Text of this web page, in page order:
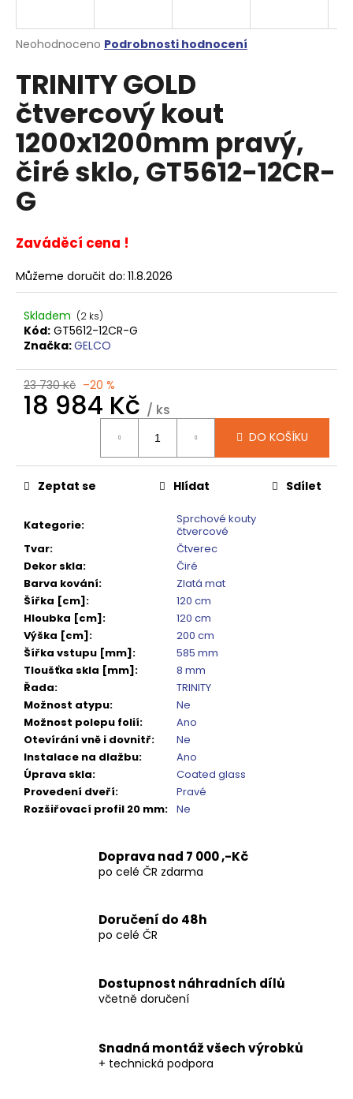
Průměrné
produktu
0,0
z
5
hvězdiček.
Neohodnoceno Podrobnosti hodnocení
TRINITY GOLD
čtvercový kout
1200x1200mm pravý,
čiré sklo, GT5612-12CR-
G
Zaváděcí cena !
Můžeme doručit do: 11.8.2026
Skladem (2 ks)
Kód: GT5612-12CR-G
Značka:GELCO
23 730 Kč –20 %
18 984 Kč / ks
DO KOŠÍKU
Kategorie:
Sprchové kouty
čtvercové
Tvar:
Čtverec
Dekor skla:
Čiré
Barva kování:
Zlatá mat
Šířka [cm]:
120 cm
Hloubka [cm]:
120 cm
Výška [cm]:
200 cm
Šířka vstupu [mm]:
585 mm
Tloušťka skla [mm]:
8 mm
Řada:
TRINITY
Možnost atypu:
Ne
Možnost polepu folií:
Ano
Otevírání vně i dovnitř:
Ne
Instalace na dlažbu:
Ano
Úprava skla:
Coated glass
Provedení dveří:
Pravé
Rozšiřovací profil 20 mm: Ne
Zeptat se Hlídat Sdílet
Doprava nad 7 000 ,-Kč
po celé ČR zdarma
Doručení do 48h
po celé ČR
Dostupnost náhradních dílů
včetně doručení
Snadná montáž všech výrobků
+ technická podpora
j
t
?
HLEDAT
D
o
p
u
č
u
VOLCANO
DVEŘE
DO
NIKY
1400MM,
ČIRÉ
SKLO,
GV1014
16
792
Kč
Původně:
20
990
Kč